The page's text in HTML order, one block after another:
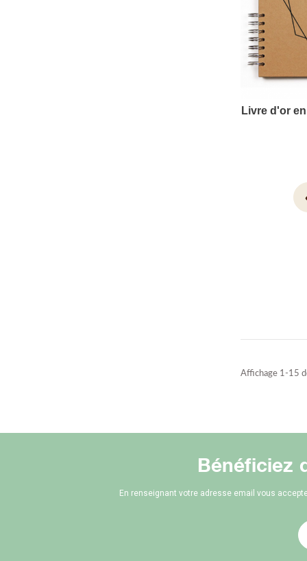
Livre d'or
Affichage 1-15
Bénéficiez
En renseignant votre adresse email vous